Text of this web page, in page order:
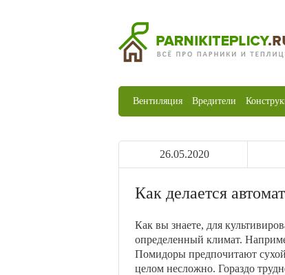
Вентиляция Вредители
26.05.2020
Как делается
Как вы знаете, для
определенный климат.
Помидоры предпочитают
целом несложно. Гораздо